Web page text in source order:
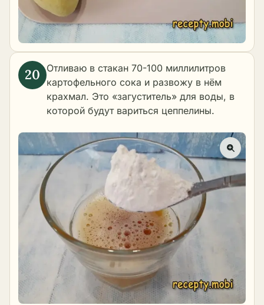
Отливаю в стакан 70-100 миллилитров
картофельного сока и развожу в нём
крахмал. Это «загуститель» для воды, в
которой будут вариться цеппелины.